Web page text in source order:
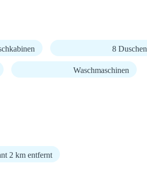
8 Duschen
Waschmaschinen
2 km entfernt